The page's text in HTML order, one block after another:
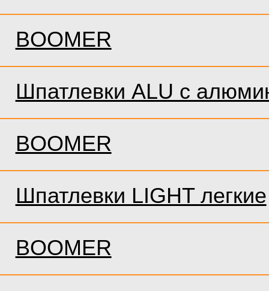
BOOMER
Шпатлевки ALU с
BOOMER
Шпатлевки LIGHT легкие
BOOMER